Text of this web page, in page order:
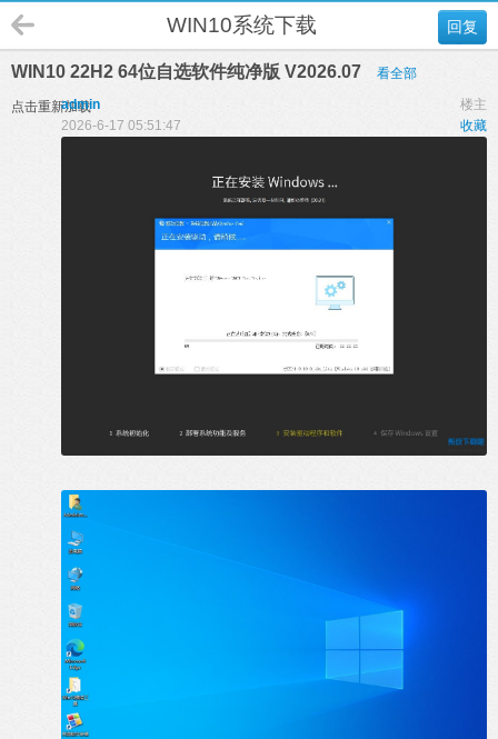
回复
WIN10系统下载
WIN10 22H2 64位自选软件纯净版 V2026.07 看全部
点击重新加载 楼主
admin
收藏
2026-6-17 05:51:47